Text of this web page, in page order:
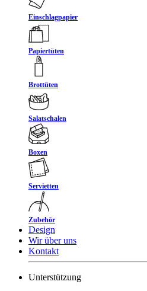
Einschlagpapier
Papiertüten
Brottüten
Salatschalen
Boxen
Servietten
Zubehör
Design
Wir über uns
Kontakt
Unterstützung